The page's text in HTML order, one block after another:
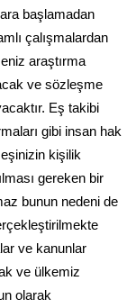
başlamadan
çalışmalardan
araştırma
ve sözleşme
Eş takibi
gibi insan hak
kişilik
gereken bir
bunun nedeni de
ve kanunlar
ve ülkemiz
olarak